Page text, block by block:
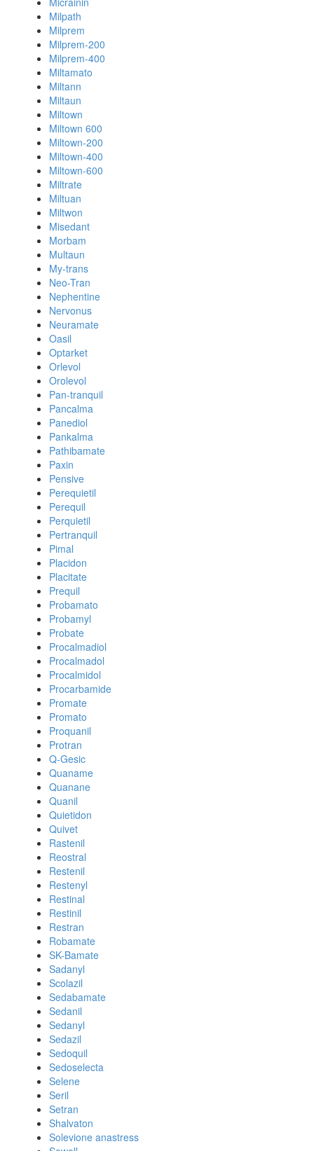
Milpath
Milprem
Milprem-200
Milprem-400
Miltamato
Miltann
Miltaun
Miltown
Miltown 600
Miltown-200
Miltown-400
Miltown-600
Miltrate
Miltuan
Miltwon
Misedant
Morbam
Multaun
My-trans
Neo-Tran
Nephentine
Nervonus
Neuramate
Oasil
Optarket
Orlevol
Orolevol
Pan-tranquil
Pancalma
Panediol
Pankalma
Pathibamate
Paxin
Pensive
Perequietil
Perequil
Perquietil
Pertranquil
Pimal
Placidon
Placitate
Prequil
Probamato
Probamyl
Probate
Procalmadiol
Procalmadol
Procalmidol
Procarbamide
Promate
Promato
Proquanil
Protran
Q-Gesic
Quaname
Quanane
Quanil
Quietidon
Quivet
Rastenil
Reostral
Restenil
Restenyl
Restinal
Restinil
Restran
Robamate
SK-Bamate
Sadanyl
Scolazil
Sedabamate
Sedanil
Sedanyl
Sedazil
Sedoquil
Sedoselecta
Selene
Seril
Setran
Shalvaton
Solevione anastress